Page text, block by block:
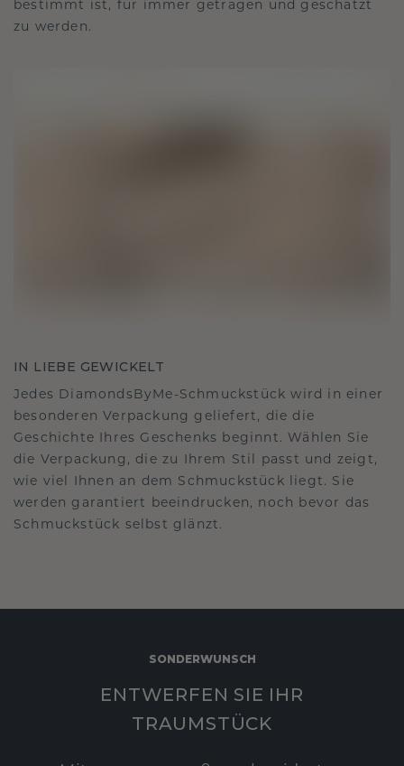
bestimmt ist, für immer getragen und geschätzt
zu werden.
IN LIEBE GEWICKELT
Jedes DiamondsByMe-Schmuckstück wird in einer
besonderen Verpackung geliefert, die die
Geschichte Ihres Geschenks beginnt. Wählen Sie
die Verpackung, die zu Ihrem Stil passt und zeigt,
wie viel Ihnen an dem Schmuckstück liegt. Sie
werden garantiert beeindrucken, noch bevor das
Schmuckstück selbst glänzt.
SONDERWUNSCH
ENTWERFEN SIE IHR
TRAUMSTÜCK